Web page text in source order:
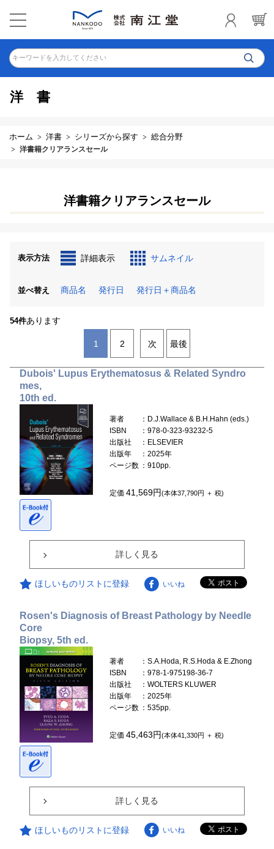
キーワードを入力してください
洋書
ホーム 洋書 シリーズから探す 総合分野
洋書籍クリアランスセール
洋書籍クリアランスセール
表示方法 詳細表示 サムネイル
並べ替え 商品名 発行日 発行日＋商品名
54件あります
1 2 次 最後
Dubois' Lupus Erythematosus & Related Syndro
mes,
10th ed.
著者
：D.J.Wallace & B.H.Hahn (eds.)
ISBN
：978-0-323-93232-5
出版社
：ELSEVIER
出版年
：2025年
ページ数 ：910pp.
定価41,569円(本体37,790円 ＋ 税)
詳しく見る
ほしいものリストに登録 いいね
Rosen's Diagnosis of Breast Pathology by Needle
Core
Biopsy, 5th ed.
著者
：S.A.Hoda, R.S.Hoda & E.Zhong
ISBN
：978-1-975198-36-7
出版社
：WOLTERS KLUWER
出版年
：2025年
ページ数 ：535pp.
定価45,463円(本体41,330円 ＋ 税)
詳しく見る
ほしいものリストに登録 いいね